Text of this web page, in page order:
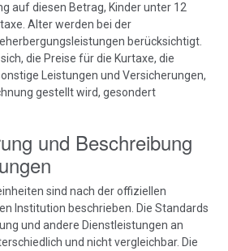
auf diesen Betrag, Kinder unter 12
Alter werden bei der
berücksichtigt.
die Preise für die Kurtaxe, die
Leistungen und Versicherungen,
gestellt wird, gesondert
und Beschreibung
sind nach der offiziellen
Institution beschrieben. Die Standards
und andere Dienstleistungen an
und nicht vergleichbar. Die